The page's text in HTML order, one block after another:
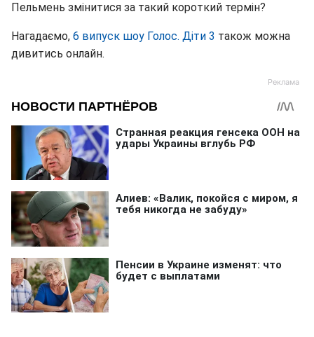
Пельмень змінитися за такий короткий термін?
Нагадаємо, 6 випуск шоу Голос. Діти 3 також можна
дивитись онлайн.